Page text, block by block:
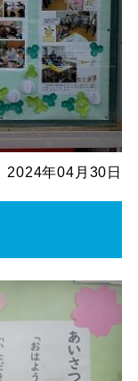
2024年04月30日